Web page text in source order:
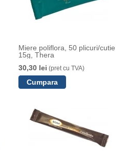
Miere poliflora, 50 plicuri/cutie
15g, Thera
30,30 lei (pret cu TVA)